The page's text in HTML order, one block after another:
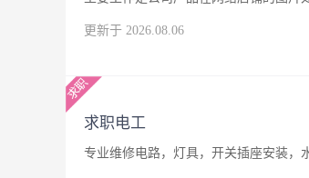
更新于 2026.08.06
求职电工
专业维修电路，灯具，开关插座安装，